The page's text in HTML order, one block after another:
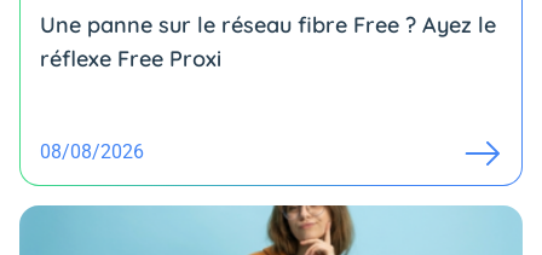
Une panne sur le réseau fibre Free ? Ayez le
réflexe Free Proxi
08/08/2026